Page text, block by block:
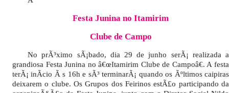
Festa Junina no Itamirim
Clube de Campo
No prÃ³ximo sÃ¡bado, dia 29 de junho serÃ¡ realizada a
grandiosa Festa Junina no â€œItamirim Clube de Campoâ€. A festa
terÃ¡ inÃ­cio Ã s 16h e sÃ³ terminarÃ¡ quando os Ãºltimos caipiras
deixarem o clube. Os Grupos dos Feirinos estÃ£o participando da